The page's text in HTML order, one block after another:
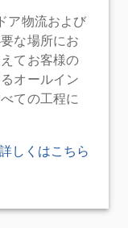
ア物流および
な場所にお
てお客様の
オールイン
ての工程に
詳しくはこちら